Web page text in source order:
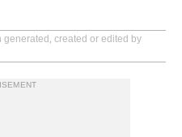
generated, created or edited by